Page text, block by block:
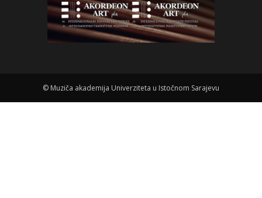
© Muziča akademija Univerziteta u Istočnom Sarajevu